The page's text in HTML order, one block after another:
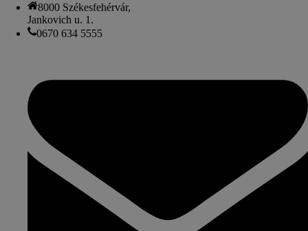
8000 Székesfehérvár,
Jankovich u. 1.
0670 634 5555